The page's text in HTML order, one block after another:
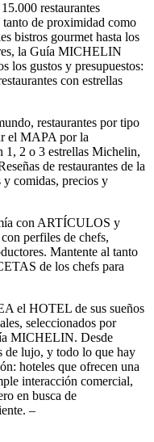
restaurantes
de proximidad como
bistros gourmet hasta los
la Guía MICHELIN
los gustos y presupuestos:
con estrellas
restaurantes por tipo
el MAPA por la
1, 2 o 3 estrellas Michelin,
de restaurantes de la
comidas, precios y
con ARTÍCULOS y
perfiles de chefs,
Mantente al tanto
de los chefs para
el HOTEL de sus sueños
seleccionados por
MICHELIN. Desde
de lujo, y todo lo que hay
hoteles que ofrecen una
interacción comercial,
en busca de
–